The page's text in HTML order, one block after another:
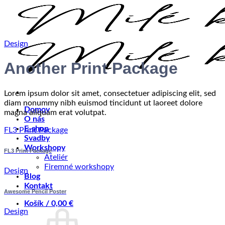
content
Domov
O nás
E-shop
Svadby
Workshopy
Ateliér
Firemné workshopy
Blog
Kontakt
Košík / 0,00 €
Design
Another Print Package
Lorem ipsum dolor sit amet, consectetuer adipiscing elit, sed
diam nonummy nibh euismod tincidunt ut laoreet dolore
magna aliquam erat volutpat.
FL3 Print Package
FL3 Print Package
Design
Awesome Pencil Poster
Design